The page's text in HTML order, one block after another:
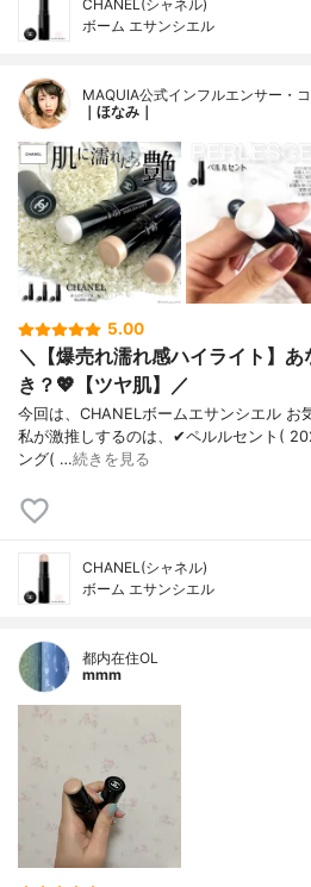
CHANEL(シャネル)
ボーム エサンシエル
MAQUIA公式インフルエンサー・
｜ほなみ｜
5.00
＼【爆売れ濡れ感ハイライト】
き？💖【ツヤ肌】／
今回は、CHANELボームエサンシエル お
私が激推しするのは、✔︎ペルルセント(
ング( …続きを見る
CHANEL(シャネル)
ボーム エサンシエル
都内在住OL
mmm